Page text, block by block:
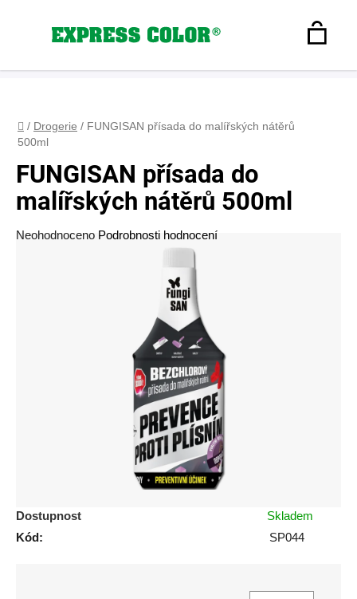
Hledat
Domů
/ Drogerie / FUNGISAN přísada do malířských nátěrů
500ml
Dostupnost
Skladem
Kód:
SP044
FUNGISAN přísada do
malířských nátěrů 500ml
Průměrné
Neohodnoceno Podrobnosti hodnocení